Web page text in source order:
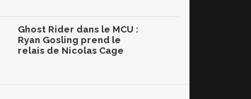
Ghost Rider dans le MCU :
Ryan Gosling prend le
relais de Nicolas Cage